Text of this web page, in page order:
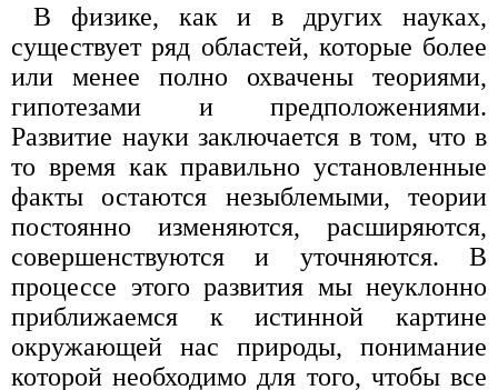
В физике, как и в других науках,
существует ряд областей, которые более
или менее полно охвачены теориями,
гипотезами и предположениями.
Развитие науки заключается в том, что в
то время как правильно установленные
факты остаются незыблемыми, теории
постоянно изменяются, расширяются,
совершенствуются и уточняются. В
процессе этого развития мы неуклонно
приближаемся к истинной картине
окружающей нас природы, понимание
которой необходимо для того, чтобы все